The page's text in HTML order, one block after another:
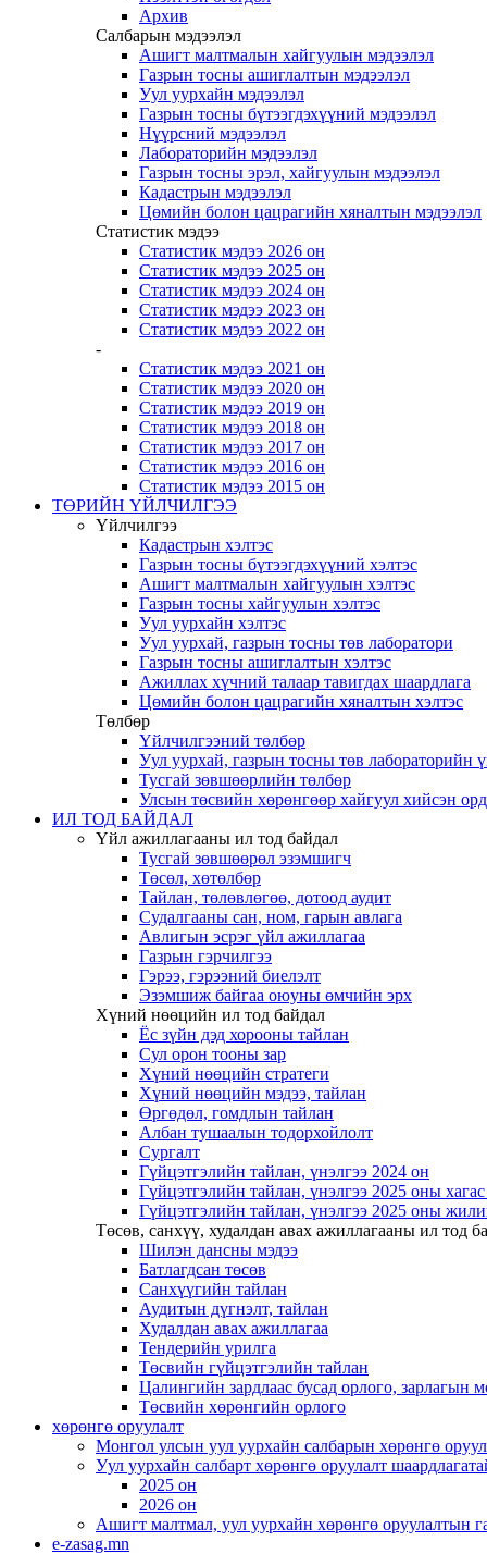
Архив
Салбарын мэдээлэл
Ашигт малтмалын хайгуулын мэдээлэл
Газрын тосны ашиглалтын мэдээлэл
Уул уурхайн мэдээлэл
Газрын тосны бүтээгдэхүүний мэдээлэл
Нүүрсний мэдээлэл
Лабораторийн мэдээлэл
Газрын тосны эрэл, хайгуулын мэдээлэл
Кадастрын мэдээлэл
Цөмийн болон цацрагийн хяналтын мэдээлэл
Статистик мэдээ
Статистик мэдээ 2026 он
Статистик мэдээ 2025 он
Статистик мэдээ 2024 он
Статистик мэдээ 2023 он
Статистик мэдээ 2022 он
-
Статистик мэдээ 2021 он
Статистик мэдээ 2020 он
Статистик мэдээ 2019 он
Статистик мэдээ 2018 он
Статистик мэдээ 2017 он
Статистик мэдээ 2016 он
Статистик мэдээ 2015 он
ТӨРИЙН ҮЙЛЧИЛГЭЭ
Үйлчилгээ
Кадастрын хэлтэс
Газрын тосны бүтээгдэхүүний хэлтэс
Ашигт малтмалын хайгуулын хэлтэс
Газрын тосны хайгуулын хэлтэс
Уул уурхайн хэлтэс
Уул уурхай, газрын тосны төв лаборатори
Газрын тосны ашиглалтын хэлтэс
Ажиллах хүчний талаар тавигдах шаардлага
Цөмийн болон цацрагийн хяналтын хэлтэс
Төлбөр
Үйлчилгээний төлбөр
Уул уурхай, газрын тосны төв лабораторийн
Тусгай зөвшөөрлийн төлбөр
Улсын төсвийн хөрөнгөөр хайгуул хийсэн
ИЛ ТОД БАЙДАЛ
Үйл ажиллагааны ил тод байдал
Тусгай зөвшөөрөл эзэмшигч
Төсөл, хөтөлбөр
Тайлан, төлөвлөгөө, дотоод аудит
Судалгааны сан, ном, гарын авлага
Авлигын эсрэг үйл ажиллагаа
Газрын гэрчилгээ
Гэрээ, гэрээний биелэлт
Эзэмшиж байгаа оюуны өмчийн эрх
Хүний нөөцийн ил тод байдал
Ёс зүйн дэд хорооны тайлан
Сул орон тооны зар
Хүний нөөцийн стратеги
Хүний нөөцийн мэдээ, тайлан
Өргөдөл, гомдлын тайлан
Албан тушаалын тодорхойлолт
Сургалт
Гүйцэтгэлийн тайлан, үнэлгээ 2024 он
Гүйцэтгэлийн тайлан, үнэлгээ 2025 оны
Гүйцэтгэлийн тайлан, үнэлгээ 2025 оны
Төсөв, санхүү, худалдан авах ажиллагааны ил тод
Шилэн дансны мэдээ
Батлагдсан төсөв
Санхүүгийн тайлан
Аудитын дүгнэлт, тайлан
Худалдан авах ажиллагаа
Тендерийн урилга
Төсвийн гүйцэтгэлийн тайлан
Цалингийн зардлаас бусад орлого, зарлагын
Төсвийн хөрөнгийн орлого
хөрөнгө оруулалт
Монгол улсын уул уурхайн салбарын хөрөнгө
Уул уурхайн салбарт хөрөнгө оруулалт
2025 он
2026 он
Ашигт малтмал, уул уурхайн хөрөнгө оруулалтын
e-zasag.mn